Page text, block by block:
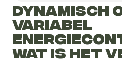
DYNAMISCH
VARIABEL
WAT IS HET